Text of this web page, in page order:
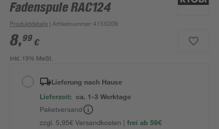
Fadenspule RAC124
Produktdetails | Artikelnummer:4150209
8,99 €
inkl. 19% MwSt.
Lieferung nach Hause
Lieferzeit: ca. 1-3 Werktage
Paketversand
zzgl. 5,95€ Versandkosten | frei ab 59€